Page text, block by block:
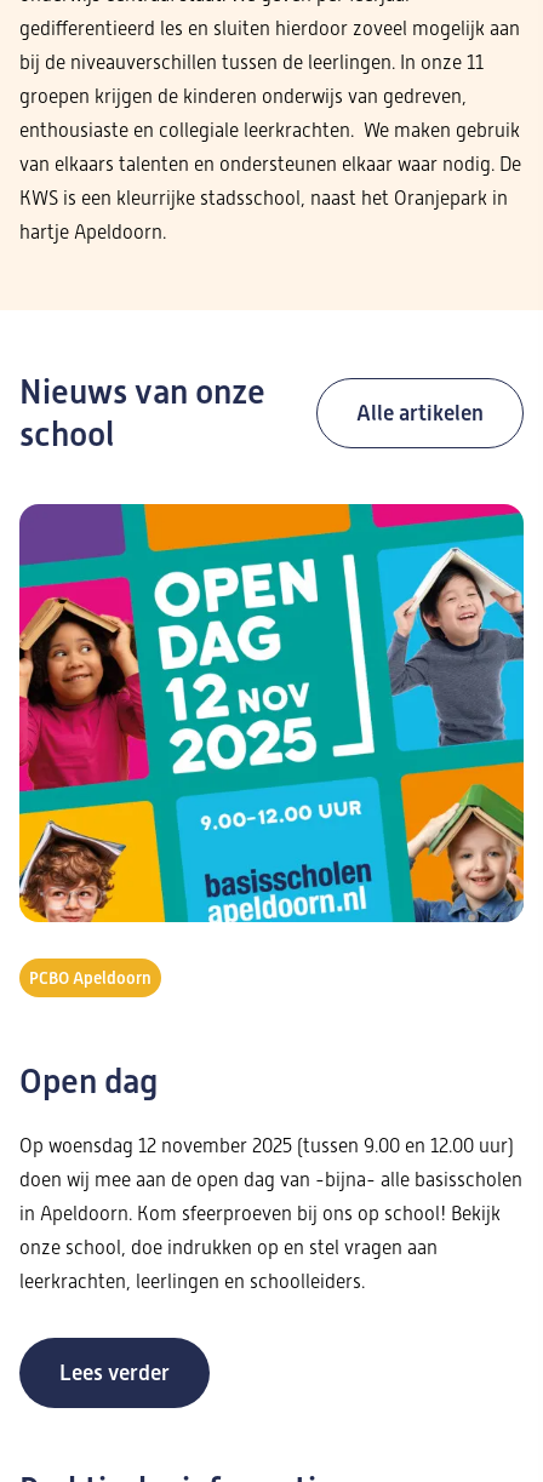
gedifferentieerd les en sluiten hierdoor zoveel mogelijk aan
bij de niveauverschillen tussen de leerlingen. In onze 11
groepen krijgen de kinderen onderwijs van gedreven,
enthousiaste en collegiale leerkrachten. We maken gebruik
van elkaars talenten en ondersteunen elkaar waar nodig. De
KWS is een kleurrijke stadsschool, naast het Oranjepark in
hartje Apeldoorn.
Nieuws van onze
school
Alle artikelen
PCBO Apeldoorn
Open dag
Op woensdag 12 november 2025 (tussen 9.00 en 12.00 uur)
doen wij mee aan de open dag van -bijna- alle basisscholen
in Apeldoorn. Kom sfeerproeven bij ons op school! Bekijk
onze school, doe indrukken op en stel vragen aan
leerkrachten, leerlingen en schoolleiders.
Lees verder